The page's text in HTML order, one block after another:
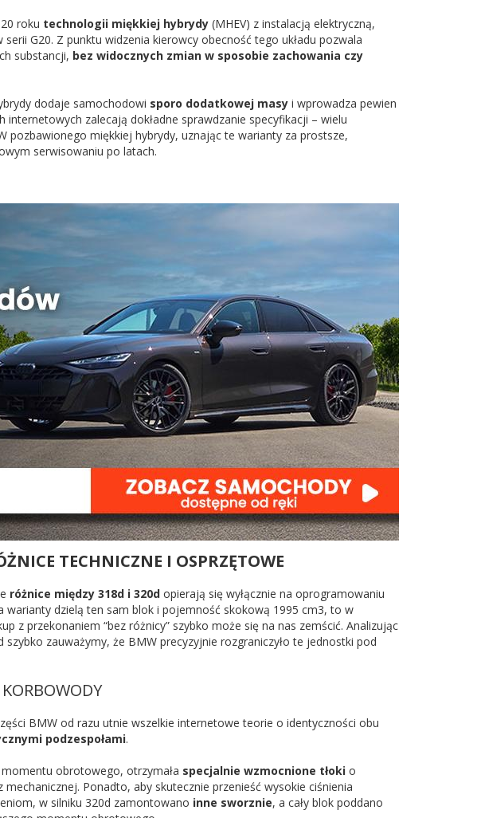
roku technologii miękkiej hybrydy (MHEV) z instalacją elektryczną,
G20. Z punktu widzenia kierowcy obecność tego układu pozwala
substancji, bez widocznych zmian w sposobie zachowania czy
dodaje samochodowi sporo dodatkowej masy i wprowadza pewien
zalecają dokładne sprawdzanie specyfikacji – wielu
pozbawionego miękkiej hybrydy, uznając te warianty za prostsze,
serwisowaniu po latach.
TECHNICZNE I OSPRZĘTOWE
różnice między 318d i 320d opierają się wyłącznie na oprogramowaniu
warianty dzielą ten sam blok i pojemność skokową 1995 cm3, to w
z przekonaniem “bez różnicy” szybko może się na nas zemścić. Analizując
zauważymy, że BMW precyzyjnie rozgraniczyło te jednostki pod
BMW od razu utnie wszelkie internetowe teorie o identyczności obu
podzespołami.
obrotowego, otrzymała specjalnie wzmocnione tłoki o
Ponadto, aby skutecznie przenieść wysokie ciśnienia
w silniku 320d zamontowano inne sworznie, a cały blok poddano